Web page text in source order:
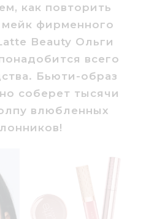
как повторить
фирменного
Beauty Ольги
всего
Бьюти-образ
соберет тысячи
влюбленных